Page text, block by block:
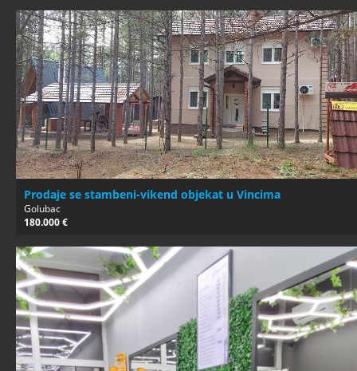
Prodaje se stambeni-vikend objekat u Vincima
Golubac
180.000 €